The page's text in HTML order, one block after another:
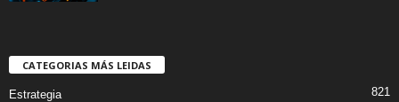
CATEGORIAS MÁS LEIDAS
Estrategia 821